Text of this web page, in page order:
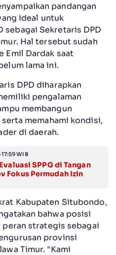
pandangan
ideal untuk
sebagai Sekretaris DPD
Hal tersebut sudah
Emil Dardak saat
lama ini.
DPD diharapkan
pengalaman
membangun
memahami kondisi,
di daerah.
WIB
SPPG di Tangan
Fokus Permudah Izin
Kabupaten Situbondo,
bahwa posisi
strategis sebagai
provinsi
Timur. "Kami